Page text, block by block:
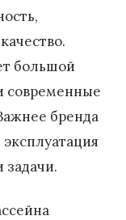
большой
современные
бренда
задачи.